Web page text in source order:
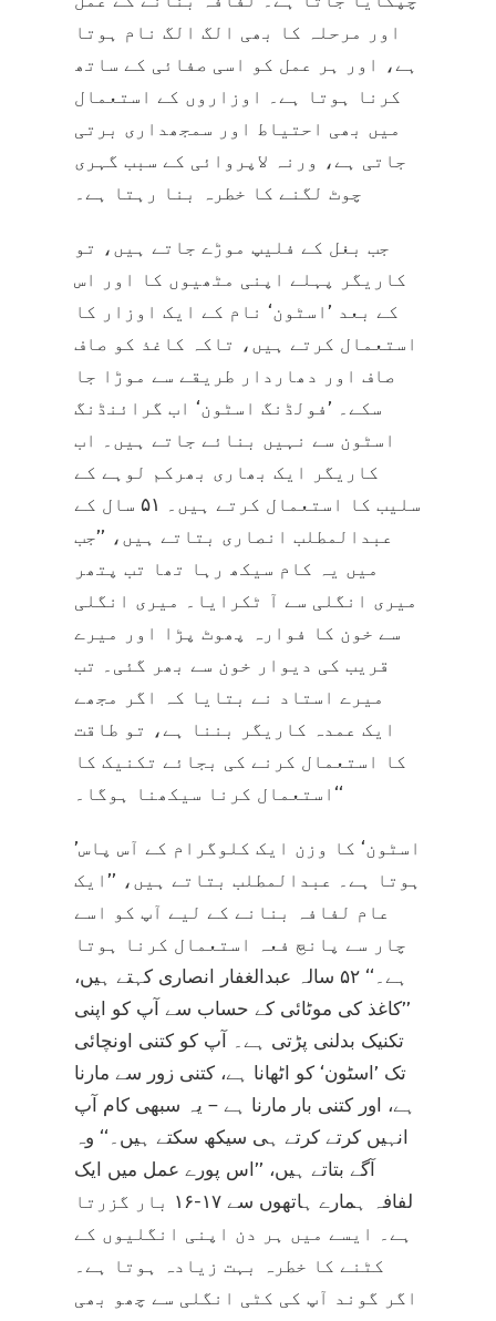
اور مرحلہ کا بھی الگ الگ نام ہوتا
ہے، اور ہر عمل کو اسی صفائی کے ساتھ
کرنا ہوتا ہے۔ اوزاروں کے استعمال
میں بھی احتیاط اور سمجھداری برتی
جاتی ہے، ورنہ لاپروائی کے سبب گہری
چوٹ لگنے کا خطرہ بنا رہتا ہے۔
جب بغل کے فلیپ موڑے جاتے ہیں، تو
کاریگر پہلے اپنی مٹھیوں کا اور اس
کے بعد ’اسٹون‘ نام کے ایک اوزار کا
استعمال کرتے ہیں، تاکہ کاغذ کو صاف
صاف اور دھاردار طریقے سے موڑا جا
سکے۔ ’فولڈنگ اسٹون‘ اب گرائنڈنگ
اسٹون سے نہیں بنائے جاتے ہیں۔ اب
کاریگر ایک بھاری بھرکم لوہے کے
سلیب کا استعمال کرتے ہیں۔ ۵۱ سال کے
عبدالمطلب انصاری بتاتے ہیں، ’’جب
میں یہ کام سیکھ رہا تھا تب پتھر
میری انگلی سے آ ٹکرایا۔ میری انگلی
سے خون کا فوارہ پھوٹ پڑا اور میرے
قریب کی دیوار خون سے بھر گئی۔ تب
میرے استاد نے بتایا کہ اگر مجھے
ایک عمدہ کاریگر بننا ہے، تو طاقت
کا استعمال کرنے کی بجائے تکنیک کا
استعمال کرنا سیکھنا ہوگا۔‘‘
’اسٹون‘ کا وزن ایک کلوگرام کے آس پاس
ہوتا ہے۔ عبدالمطلب بتاتے ہیں، ’’ایک
عام لفافہ بنانے کے لیے آپ کو اسے
چار سے پانچ فعہ استعمال کرنا ہوتا
ہے۔‘‘ ۵۲ سالہ عبدالغفار انصاری کہتے ہیں،
’’کاغذ کی موٹائی کے حساب سے آپ کو اپنی
تکنیک بدلنی پڑتی ہے۔ آپ کو کتنی اونچائی
تک ’اسٹون‘ کو اٹھانا ہے، کتنی زور سے مارنا
ہے، اور کتنی بار مارنا ہے – یہ سبھی کام آپ
انہیں کرتے کرتے ہی سیکھ سکتے ہیں۔‘‘ وہ
آگے بتاتے ہیں، ’’اس پورے عمل میں ایک
لفافہ ہمارے ہاتھوں سے ۱۷-۱۶ بار گزرتا
ہے۔ ایسے میں ہر دن اپنی انگلیوں کے
کٹنے کا خطرہ بہت زیادہ ہوتا ہے۔
اگر گوند آپ کی کٹی انگلی سے چھو بھی